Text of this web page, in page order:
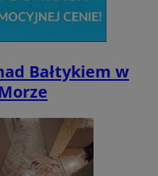
Bałtykiem w